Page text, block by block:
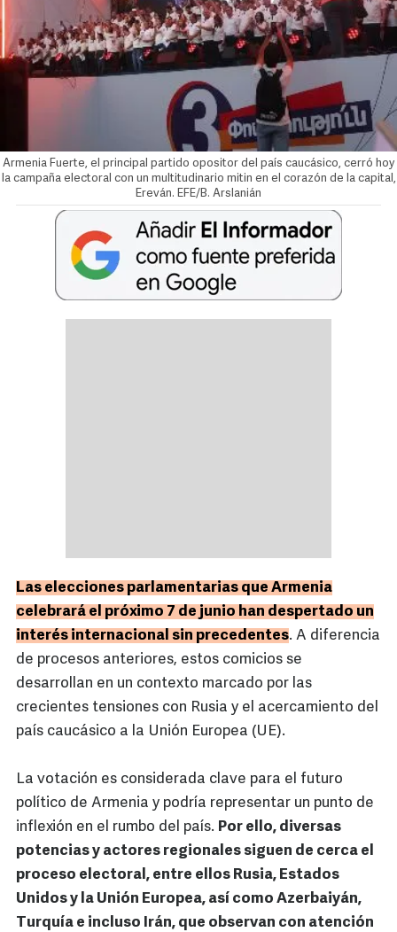
Armenia Fuerte, el principal partido opositor del país caucásico, cerró hoy
la campaña electoral con un multitudinario mitin en el corazón de la capital,
Ereván. EFE/B. Arslanián
Las elecciones parlamentarias que Armenia
celebrará el próximo 7 de junio han despertado un
interés internacional sin precedentes. A diferencia
de procesos anteriores, estos comicios se
desarrollan en un contexto marcado por las
crecientes tensiones con Rusia y el acercamiento del
país caucásico a la Unión Europea (UE).
La votación es considerada clave para el futuro
político de Armenia y podría representar un punto de
inflexión en el rumbo del país. Por ello, diversas
potencias y actores regionales siguen de cerca el
proceso electoral, entre ellos Rusia, Estados
Unidos y la Unión Europea, así como Azerbaiyán,
Turquía e incluso Irán, que observan con atención